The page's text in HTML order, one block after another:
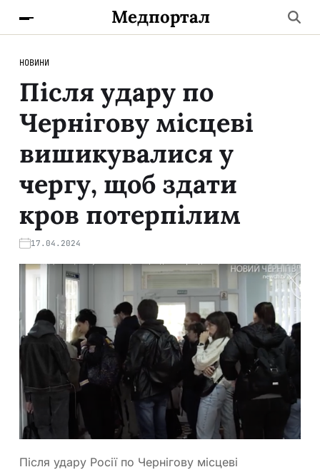
Медпортал
НОВИНИ
Після удару по
Чернігову місцеві
вишикувалися у
чергу, щоб здати
кров потерпілим
17.04.2024
Після удару Росії по Чернігову місцеві